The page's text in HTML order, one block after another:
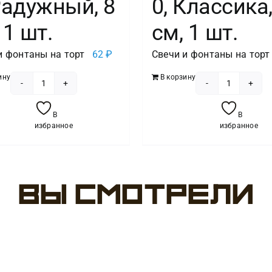
8
шт.
фонтаны на торт 62₽
товара
Свеча
см,
В
избранное
0,
см, 1 шт.
Свечи и фонтаны на торт
В корзину
товара
Свеча
см,
В
избранное
Вы смотрели